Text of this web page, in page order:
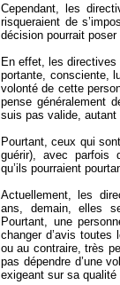
Cependant, les
risqueraient de
décision pourrait
En effet, les
portante, consciente,
volonté de cette
pense généralement
suis pas valide, autant
Pourtant, ceux qui
guérir), avec parfois
qu’ils pourraient
Actuellement, les
ans, demain, elles
Pourtant, une
changer d’avis toutes
ou au contraire, très
pas dépendre d’une
exigeant sur sa qualité